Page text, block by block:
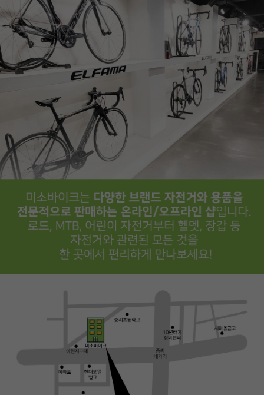
페이코 ID로